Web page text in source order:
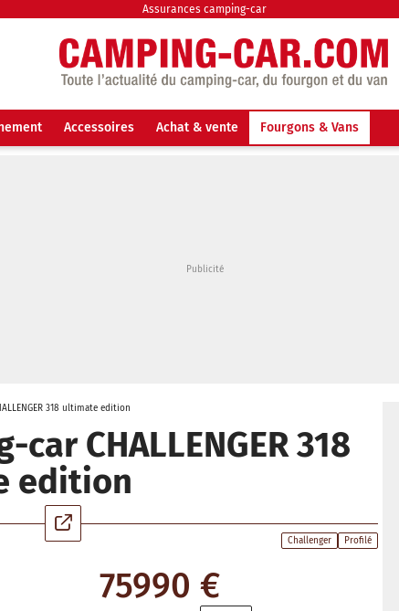
Assurances camping-car
Accessoires Achat & vente Fourgons & Vans
318 ultimate edition
car CHALLENGER 318
edition
Challenger Profilé
75990 €